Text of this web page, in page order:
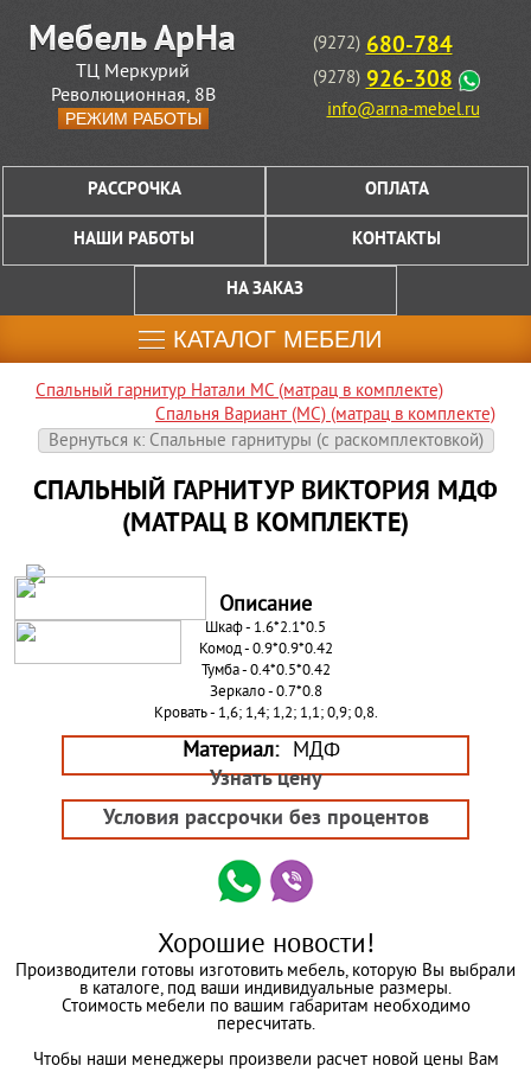
ТЦ Меркурий
Революционная, 8В
РЕЖИМ РАБОТЫ
(9272) 680-784
(9278) 926-308
info@arna-mebel.ru
РАССРОЧКА ОПЛАТА
НАШИ РАБОТЫ КОНТАКТЫ
НА ЗАКАЗ
КАТАЛОГ МЕБЕЛИ
Спальный гарнитур Натали МС (матрац в комплекте)
Спальня Вариант (МС) (матрац в комплекте)
Вернуться к: Спальные гарнитуры (c раскомплектовкой)
СПАЛЬНЫЙ ГАРНИТУР ВИКТОРИЯ МДФ
(МАТРАЦ В КОМПЛЕКТЕ)
Описание
Шкаф - 1.6*2.1*0.5
Комод - 0.9*0.9*0.42
Тумба - 0.4*0.5*0.42
Зеркало - 0.7*0.8
Кровать - 1,6; 1,4; 1,2; 1,1; 0,9; 0,8.
Материал: МДФ
Узнать цену
Условия рассрочки без процентов
Хорошие новости!
Производители готовы изготовить мебель, которую Вы выбрали
в каталоге, под ваши индивидуальные размеры.
Стоимость мебели по вашим габаритам необходимо
пересчитать.
Чтобы наши менеджеры произвели расчет новой цены Вам